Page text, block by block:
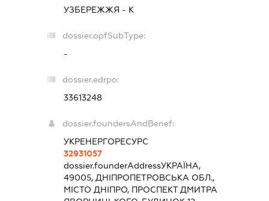
УЗБЕРЕЖЖЯ - К
dossier.opfSubType:
-
dossier.edrpo:
33613248
dossier.foundersAndBenef:
УКРЕНЕРГОРЕСУРС
32931057
dossier.founderAddressУКРАЇНА,
49005, ДНІПРОПЕТРОВСЬКА ОБЛ.,
МІСТО ДНІПРО, ПРОСПЕКТ ДМИТРА